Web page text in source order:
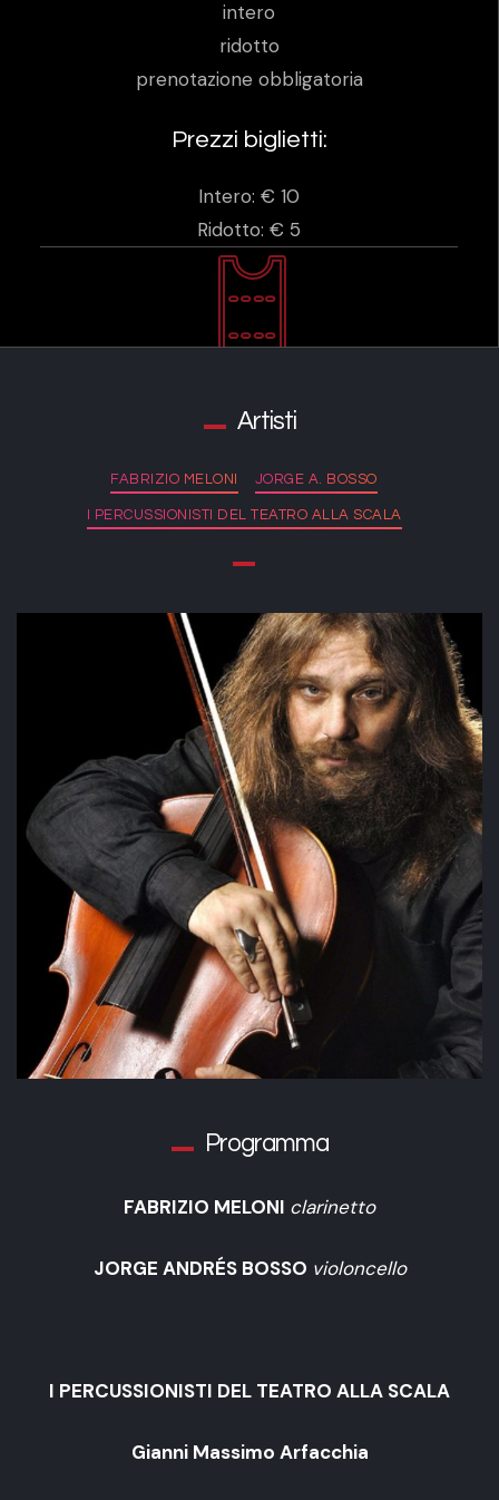
intero
ridotto
prenotazione obbligatoria
Prezzi biglietti:
Intero: € 10
Ridotto: € 5
Artisti
FABRIZIO MELONI JORGE A. BOSSO
I PERCUSSIONISTI DEL TEATRO ALLA SCALA
Programma
FABRIZIO MELONI clarinetto
JORGE ANDRÉS BOSSO violoncello
I PERCUSSIONISTI DEL TEATRO ALLA SCALA
Gianni Massimo Arfacchia